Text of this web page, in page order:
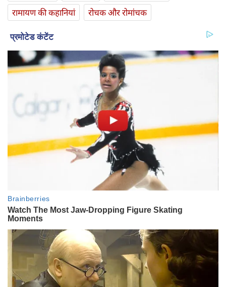
रामायण की कहानियां
रोचक और रोमांचक